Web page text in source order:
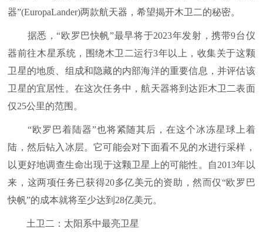
器”(EuropaLander)两款航天器，希望揭开木卫二的秘密。
据悉，“欧罗巴快帆”最早将于2023年发射，携带9台仪
器前往木星系统，围绕木卫二运行3年以上，收集关于这颗
卫星的地质、组成和隐藏的内部海洋的重要信息，并评估该
卫星的宜居性。在这次任务中，航天器将到达距木卫二表面
仅25公里的范围。
“欧罗巴着陆器”也将紧随其后，在这个冰冻星球上着
陆，然后钻入冰层。它可能会对下面看不见的水进行采样，
以更好地调查生命出现于这颗卫星上的可能性。自2013年以
来，这两项任务已获得20多亿美元的资助，然而仅“欧罗巴
快帆”的成本就将至少达到28亿美元。
土卫二：太阳系中最亮卫星